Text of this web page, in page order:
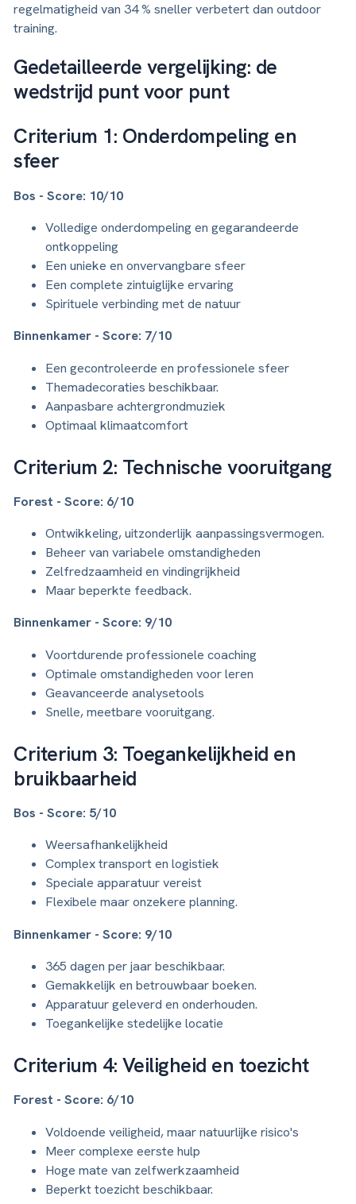
regelmatigheid van 34 % sneller verbetert dan outdoor
training.
Gedetailleerde vergelijking: de
wedstrijd punt voor punt
Criterium 1: Onderdompeling en
sfeer
Bos - Score: 10/10
Volledige onderdompeling en gegarandeerde
ontkoppeling
Een unieke en onvervangbare sfeer
Een complete zintuiglijke ervaring
Spirituele verbinding met de natuur
Binnenkamer - Score: 7/10
Een gecontroleerde en professionele sfeer
Themadecoraties beschikbaar.
Aanpasbare achtergrondmuziek
Optimaal klimaatcomfort
Criterium 2: Technische vooruitgang
Forest - Score: 6/10
Ontwikkeling, uitzonderlijk aanpassingsvermogen.
Beheer van variabele omstandigheden
Zelfredzaamheid en vindingrijkheid
Maar beperkte feedback.
Binnenkamer - Score: 9/10
Voortdurende professionele coaching
Optimale omstandigheden voor leren
Geavanceerde analysetools
Snelle, meetbare vooruitgang.
Criterium 3: Toegankelijkheid en
bruikbaarheid
Bos - Score: 5/10
Weersafhankelijkheid
Complex transport en logistiek
Speciale apparatuur vereist
Flexibele maar onzekere planning.
Binnenkamer - Score: 9/10
365 dagen per jaar beschikbaar.
Gemakkelijk en betrouwbaar boeken.
Apparatuur geleverd en onderhouden.
Toegankelijke stedelijke locatie
Criterium 4: Veiligheid en toezicht
Forest - Score: 6/10
Voldoende veiligheid, maar natuurlijke risico's
Meer complexe eerste hulp
Hoge mate van zelfwerkzaamheid
Beperkt toezicht beschikbaar.